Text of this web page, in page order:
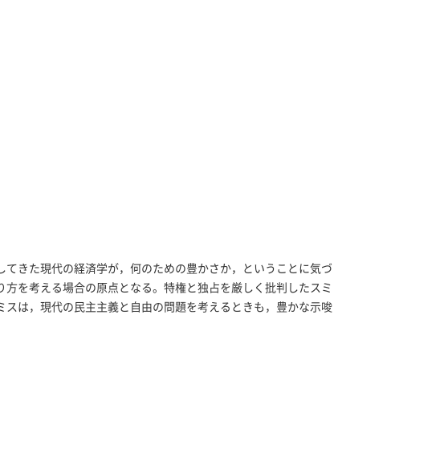
きた現代の経済学が，何のための豊かさか，ということに気づ
を考える場合の原点となる。特権と独占を厳しく批判したスミ
は，現代の民主主義と自由の問題を考えるときも，豊かな示唆